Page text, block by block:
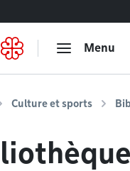
Menu
Culture et sports